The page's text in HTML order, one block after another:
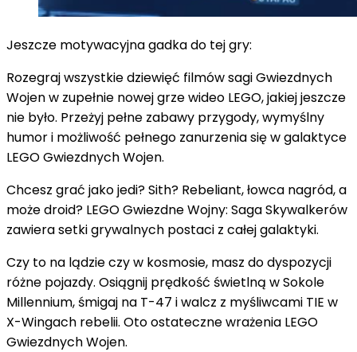
Jeszcze motywacyjna gadka do tej gry:
Rozegraj wszystkie dziewięć filmów sagi Gwiezdnych
Wojen w zupełnie nowej grze wideo LEGO, jakiej jeszcze
nie było. Przeżyj pełne zabawy przygody, wymyślny
humor i możliwość pełnego zanurzenia się w galaktyce
LEGO Gwiezdnych Wojen.
Chcesz grać jako jedi? Sith? Rebeliant, łowca nagród, a
może droid? LEGO Gwiezdne Wojny: Saga Skywalkerów
zawiera setki grywalnych postaci z całej galaktyki.
Czy to na lądzie czy w kosmosie, masz do dyspozycji
różne pojazdy. Osiągnij prędkość świetlną w Sokole
Millennium, śmigaj na T-47 i walcz z myśliwcami TIE w
X-Wingach rebelii. Oto ostateczne wrażenia LEGO
Gwiezdnych Wojen.